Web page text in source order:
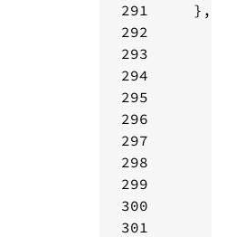
291
292
293
294
295
296
297
298
299
300
301